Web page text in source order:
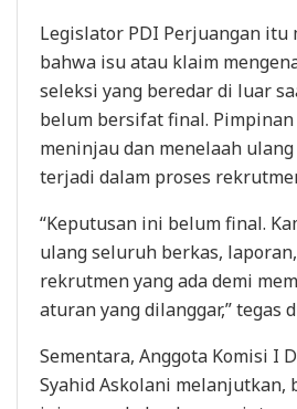
Legislator PDI Perjuangan itu
bahwa isu atau klaim
seleksi yang beredar di luar
belum bersifat final.
meninjau dan menelaah
terjadi dalam proses
“Keputusan ini belum final.
ulang seluruh berkas,
rekrutmen yang ada demi
aturan yang dilanggar,” tegas
Sementara, Anggota Komisi I
Syahid Askolani melanjutkan,